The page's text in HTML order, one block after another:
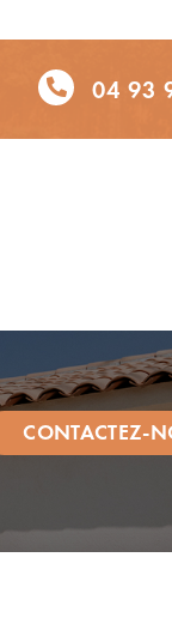
04 93
CONTACTEZ-